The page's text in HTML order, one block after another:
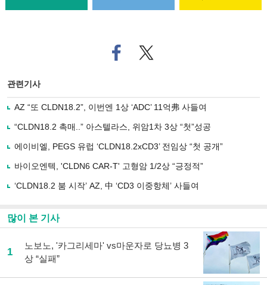
페
이
로
기
사
유
기
트위
터로
관련기사
AZ “또 CLDN18.2”, 이번엔 1상 ‘ADC’ 11억弗 사들여
“CLDN18.2 촉매..” 아스텔라스, 위암1차 3상 “첫”성공
에이비엘, PEGS 유럽 ‘CLDN18.2xCD3’ 전임상 “첫 공개”
바이오엔텍, 'CLDN6 CAR-T' 고형암 1/2상 “긍정적”
‘CLDN18.2 붐 시작’ AZ, 中 ‘CD3 이중항체’ 사들여
많이 본 기사
1
노보노, '카그리세마' vs마운자로 당뇨병 3
상 “실패”